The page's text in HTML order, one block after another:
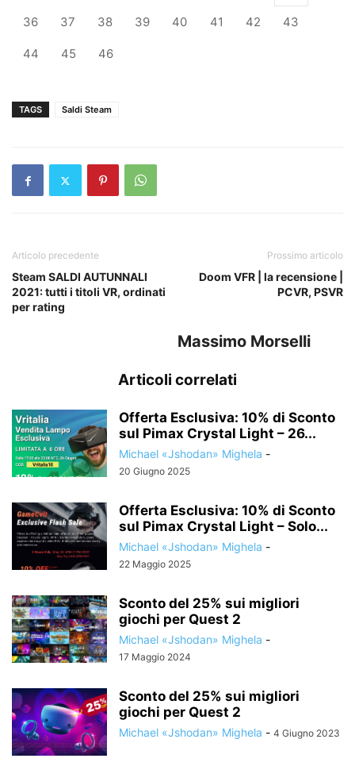
36 37 38 39 40 41 42 43
44 45 46
TAGS Saldi Steam
Articolo precedente
Steam SALDI AUTUNNALI
2021: tutti i titoli VR, ordinati
per rating
Prossimo articolo
Doom VFR | la recensione |
PCVR, PSVR
Massimo Morselli
Articoli correlati
Offerta Esclusiva: 10% di Sconto
sul Pimax Crystal Light – 26...
Michael «Jshodan» Mighela -
20 Giugno 2025
Offerta Esclusiva: 10% di Sconto
sul Pimax Crystal Light – Solo...
Michael «Jshodan» Mighela -
22 Maggio 2025
Sconto del 25% sui migliori
giochi per Quest 2
Michael «Jshodan» Mighela -
17 Maggio 2024
Sconto del 25% sui migliori
giochi per Quest 2
Michael «Jshodan» Mighela - 4 Giugno 2023